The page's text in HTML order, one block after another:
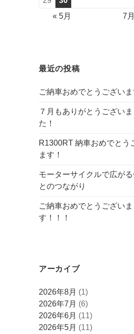
« 5月
7
最近の投稿
ご納車おめでとうございま
７月もありがとうございま
た！
R1300RT 納車おめでとう
ます！
モーターサイクルで広がる
とのつながり
ご納車おめでとうございま
す！！！
アーカイブ
ア
ー
カ
イ
2026年8月 (1)
2026年7月 (6)
2026年6月 (11)
2026年5月 (11)